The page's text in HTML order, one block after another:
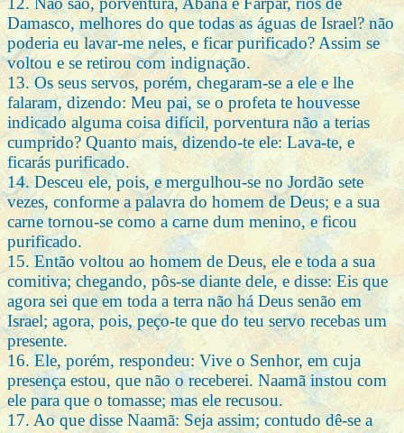
Damasco, melhores do que todas as águas de Israel? não
poderia eu lavar-me neles, e ficar purificado? Assim se
voltou e se retirou com indignação.
13. Os seus servos, porém, chegaram-se a ele e lhe
falaram, dizendo: Meu pai, se o profeta te houvesse
indicado alguma coisa difícil, porventura não a terias
cumprido? Quanto mais, dizendo-te ele: Lava-te, e
ficarás purificado.
14. Desceu ele, pois, e mergulhou-se no Jordão sete
vezes, conforme a palavra do homem de Deus; e a sua
carne tornou-se como a carne dum menino, e ficou
purificado.
15. Então voltou ao homem de Deus, ele e toda a sua
comitiva; chegando, pôs-se diante dele, e disse: Eis que
agora sei que em toda a terra não há Deus senão em
Israel; agora, pois, peço-te que do teu servo recebas um
presente.
16. Ele, porém, respondeu: Vive o Senhor, em cuja
presença estou, que não o receberei. Naamã instou com
ele para que o tomasse; mas ele recusou.
17. Ao que disse Naamã: Seja assim; contudo dê-se a